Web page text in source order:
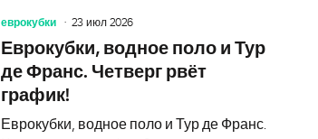
еврокубки 23 июл 2026
Еврокубки, водное поло и Тур
де Франс. Четверг рвёт
график!
Еврокубки, водное поло и Тур де Франс.